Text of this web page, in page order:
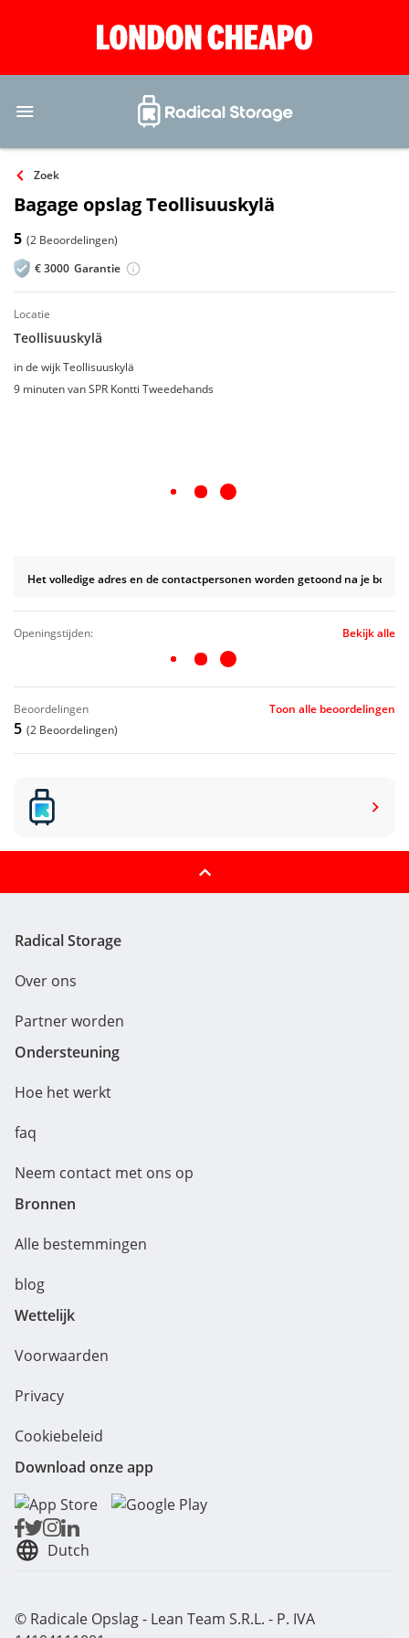
Zoek
Bagage opslag Teollisuuskylä
5 (2 Beoordelingen)
€3000 Garantie
locatie
Teollisuuskylä
in de wijk Teollisuuskylä
9 minuten van SPR Kontti Tweedehands
Het volledige adres en de contactpersonen worden getoond na je
openingstijden: Bekijk alle
beoordelingen Toon alle beoordelingen
5 (2 Beoordelingen)
Radical Storage
Over ons
Partner worden
Ondersteuning
Hoe het werkt
faq
Neem contact met ons op
Bronnen
Alle bestemmingen
blog
Wettelijk
Voorwaarden
Privacy
Cookiebeleid
Download onze app
Dutch
© Radicale Opslag - Lean Team S.R.L. - P. IVA